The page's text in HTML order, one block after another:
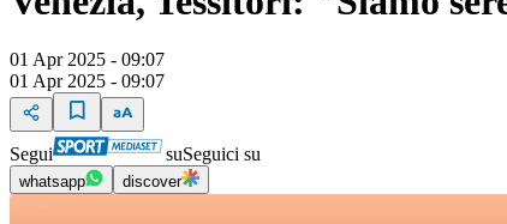
01 Apr 2025 - 09:07
01 Apr 2025 - 09:07
Segui suSeguici su
whatsapp discover